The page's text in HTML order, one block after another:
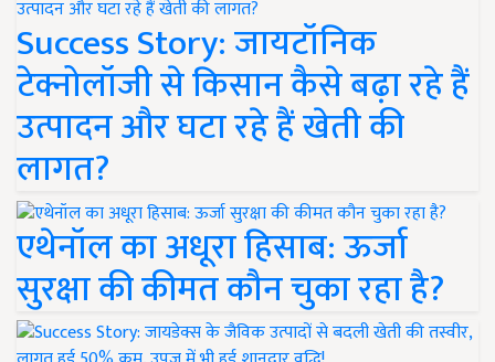
Success Story: जायटॉनिक
टेक्नोलॉजी से किसान कैसे बढ़ा रहे हैं
उत्पादन और घटा रहे हैं खेती की
लागत?
एथेनॉल का अधूरा हिसाब: ऊर्जा
सुरक्षा की कीमत कौन चुका रहा है?